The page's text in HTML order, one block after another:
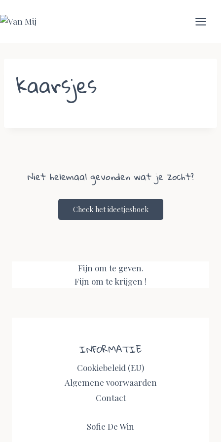
to
kaarsjes
Niet helemaal gevonden wat je zocht?
Check het ideetjesboek
Fijn om te geven.
Fijn om te krijgen !
INFORMATIE
Cookiebeleid (EU)
Algemene voorwaarden
Contact
Sofie De Win